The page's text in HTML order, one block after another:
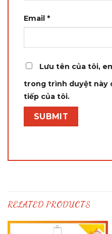
Email *
Lưu tên của tôi,
trong trình duyệt này
tiếp của tôi.
RELATED PRODUCTS